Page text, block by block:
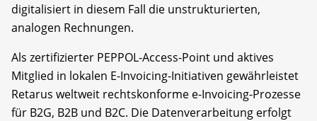
digitalisiert in diesem Fall die unstrukturierten,
analogen Rechnungen.
Als zertifizierter PEPPOL-Access-Point und aktives
Mitglied in lokalen E-Invoicing-Initiativen gewährleistet
Retarus weltweit rechtskonforme e-Invoicing-Prozesse
für B2G, B2B und B2C. Die Datenverarbeitung erfolgt